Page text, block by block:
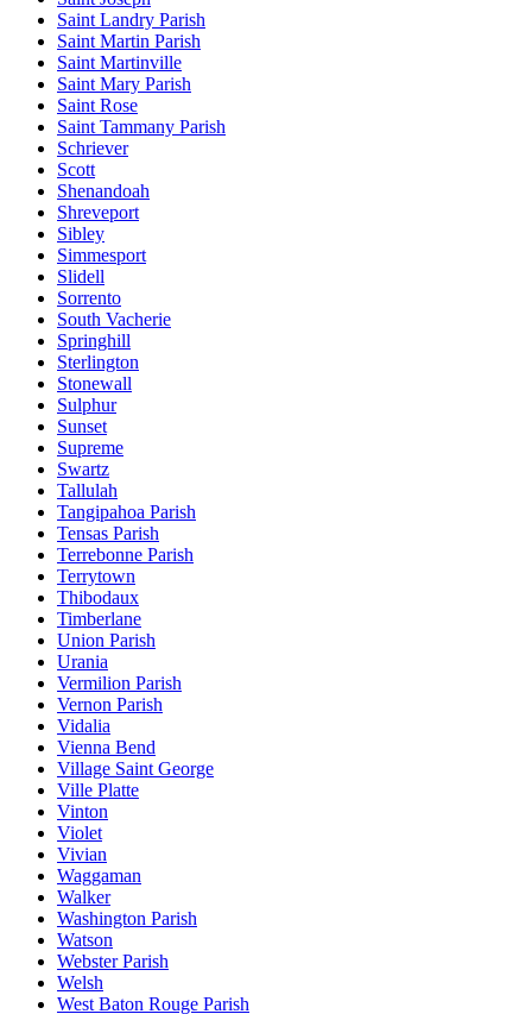
Saint Landry Parish
Saint Martin Parish
Saint Martinville
Saint Mary Parish
Saint Rose
Saint Tammany Parish
Schriever
Scott
Shenandoah
Shreveport
Sibley
Simmesport
Slidell
Sorrento
South Vacherie
Springhill
Sterlington
Stonewall
Sulphur
Sunset
Supreme
Swartz
Tallulah
Tangipahoa Parish
Tensas Parish
Terrebonne Parish
Terrytown
Thibodaux
Timberlane
Union Parish
Urania
Vermilion Parish
Vernon Parish
Vidalia
Vienna Bend
Village Saint George
Ville Platte
Vinton
Violet
Vivian
Waggaman
Walker
Washington Parish
Watson
Webster Parish
Welsh
West Baton Rouge Parish